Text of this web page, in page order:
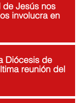
de Jesús nos
involucra en
Diócesis de
reunión del